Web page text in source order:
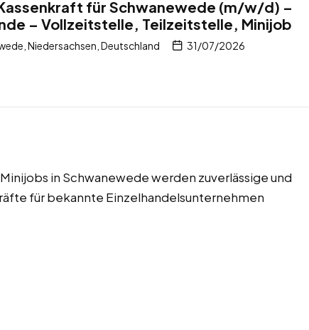
für Schwanewede (m/w/d) –
– Vollzeitstelle, Teilzeitstelle, Minijob
Niedersachsen, Deutschland 31/07/2026
in Schwanewede werden zuverlässige und
für bekannte Einzelhandelsunternehmen